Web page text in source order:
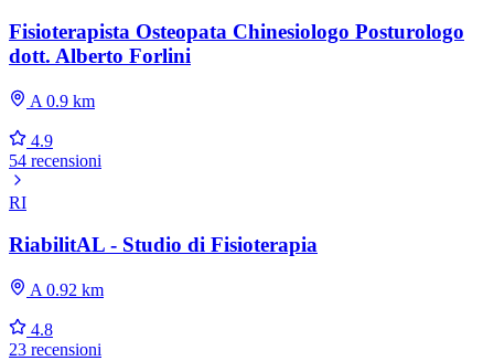
Fisioterapista Osteopata Chinesiologo Posturologo
dott. Alberto Forlini
A 0.9 km
4.9
54 recensioni
RI
RiabilitAL - Studio di Fisioterapia
A 0.92 km
4.8
23 recensioni